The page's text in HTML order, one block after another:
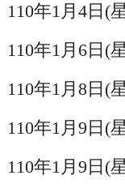
110年1月4日(
110年1月6日(
110年1月8日(
110年1月9日(
110年1月9日(